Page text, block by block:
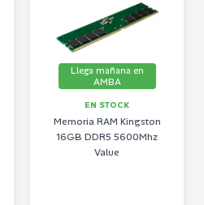
Llega mañana en
AMBA
EN STOCK
Memoria RAM Kingston
16GB DDR5 5600Mhz
Value